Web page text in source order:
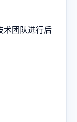
术团队进行后